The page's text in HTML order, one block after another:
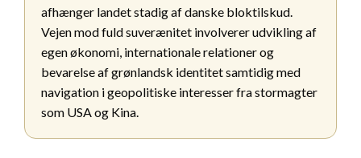
afhænger landet stadig af danske bloktilskud.
Vejen mod fuld suverænitet involverer udvikling af
egen økonomi, internationale relationer og
bevarelse af grønlandsk identitet samtidig med
navigation i geopolitiske interesser fra stormagter
som USA og Kina.